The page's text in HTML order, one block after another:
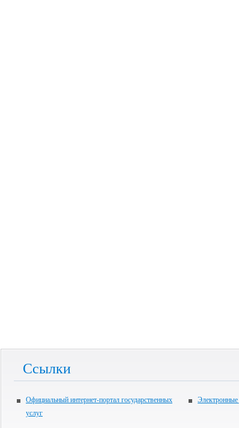
Ссылки
Официальный интернет-портал государственных
услуг